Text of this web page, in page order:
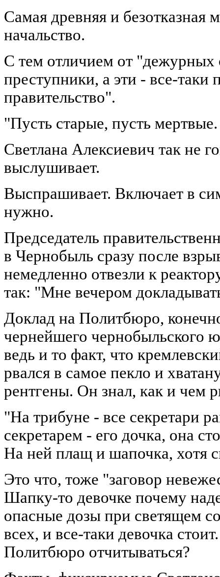
Самая древняя и безотказная
начальство.
С тем отличием от "дежурных
преступники, а эти - все-
правительство".
"Пусть старые, пусть
Светлана Алексиевич так не
выслушивает.
Выспрашивает. Включает в
нужно.
Председатель
в Чернобыль сразу после
немедленно отвезли к
так: "Мне вечером
Доклад на Политбюро,
чернейшего чернобыльского
ведь и то факт, что
рвался в самое пекло и
рентгены. Он знал, как и чем
"На трибуне - все секретари
секретарем - его дочка, она
На ней плащ и шапочка, хотя
Это что, тоже "заговор
Шапку-то девочке почему
опасные дозы при светящем
всех, и все-таки девочка
Политбюро отчитываться?